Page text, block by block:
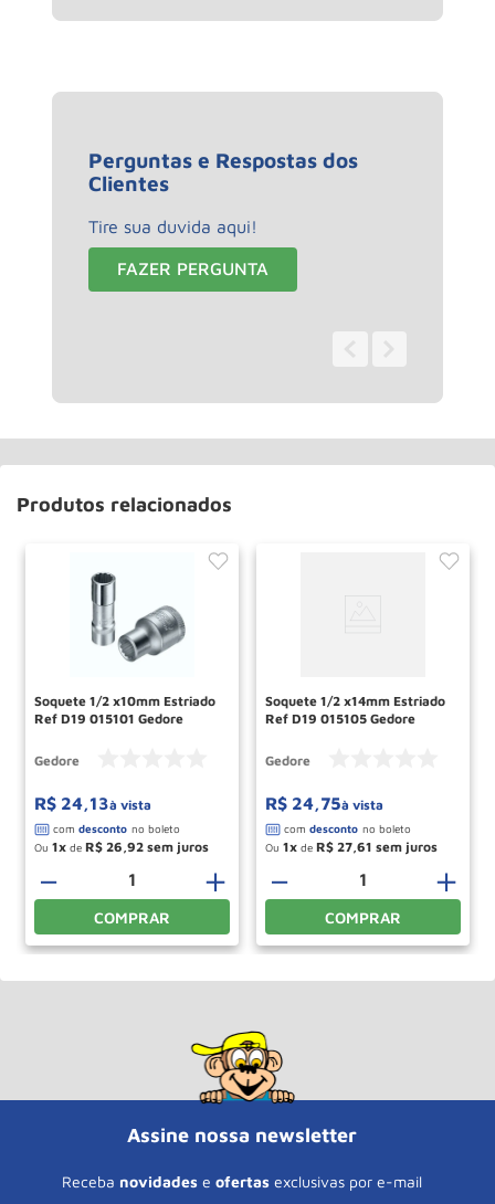
Perguntas e Respostas dos
Clientes
Tire sua duvida aqui!
FAZER PERGUNTA
Produtos relacionados
Soquete 1/2 x10mm Estriado
Ref D19 015101 Gedore
Gedore
R$ 24,13à vista
Ou 1 de R$ 26 92
＋
－
COMPRAR
Soquete 1/2 x14mm Estriado
Ref D19 015105 Gedore
Gedore
R$ 24,75à vista
Ou 1 de R$ 27 61
＋
－
COMPRAR
Assine nossa newsletter
Receba novidades e ofertas exclusivas por e-mail